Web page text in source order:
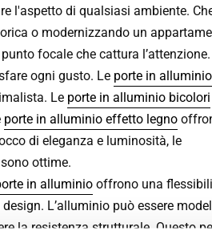
l'aspetto di qualsiasi ambiente.
o modernizzando un
focale che cattura
ogni gusto. Le porte in
Le porte in alluminio bicolori
porte in alluminio effetto legno
di eleganza e luminosità, le
sono ottime.
in alluminio offrono una
L’alluminio può essere
la resistenza strutturale. Questo